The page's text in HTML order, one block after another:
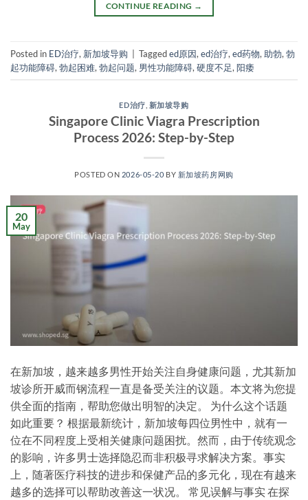
CONTINUE READING →
Posted in ED治疗, 新加坡导购 Taggeded原因, ed治疗, ed药物, 助勃, 勃
起功能障碍, 勃起困难, 勃起问题, 男性功能障碍, 硬度不足, 阳痿
ED治疗 新加坡导购
Singapore Clinic Viagra Prescription
Process 2026: Step-by-Step
POSTED ON 2026-05-20 BY 新加坡药房网购
20
May
在新加坡，越来越多男性开始关注自身健康问题，尤其新加
坡诊所开威而钢流程一直是备受关注的议题。本文将为您提
供全面的指南，帮助您做出明智的决定。 为什么这个话题
如此重要？ 根据最新统计，新加坡每四位男性中，就有一
位在不同程度上受相关健康问题困扰。然而，由于传统观念
的影响，许多男士选择隐忍而非积极寻求解决方案。事实
上，随著医疗科技的进步和保健产品的多元化，现在有越来
越多的选择可以帮助改善这一状况。 常见误解与事实 在探